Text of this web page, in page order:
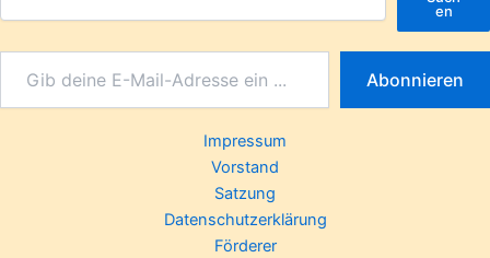
en
Abonnieren
Impressum
Vorstand
Satzung
Datenschutzerklärung
Förderer